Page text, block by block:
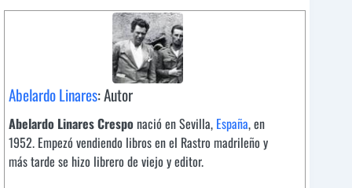
Abelardo Linares: Autor
Abelardo Linares Crespo nació en Sevilla, España, en
1952. Empezó vendiendo libros en el Rastro madrileño y
más tarde se hizo librero de viejo y editor.